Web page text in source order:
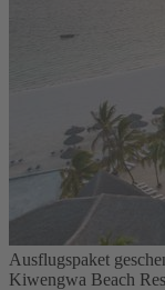
Ausflugspaket
Kiwengwa Beach